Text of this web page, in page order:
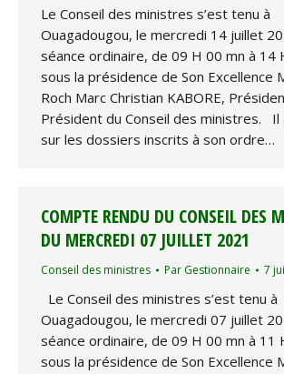
Le Conseil des ministres s’est tenu à
Ouagadougou, le mercredi 14 juillet
séance ordinaire, de 09 H 00 mn à 14
sous la présidence de Son Excellence
Roch Marc Christian KABORE,
Président du Conseil des ministres. Il
sur les dossiers inscrits à son ordre…
COMPTE RENDU DU CONSEIL DES
DU MERCREDI 07 JUILLET 2021
Conseil des ministres Par Gestionnaire 7
Le Conseil des ministres s’est tenu à
Ouagadougou, le mercredi 07 juillet
séance ordinaire, de 09 H 00 mn à 11
sous la présidence de Son Excellence